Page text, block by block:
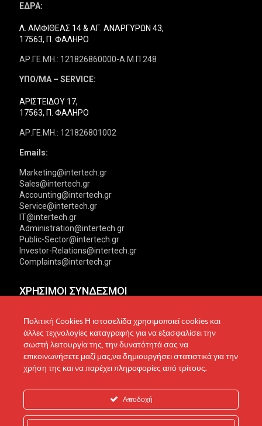
ΕΔΡΑ:
Λ. ΑΜΦΙΘΕΑΣ 14 & ΑΓ. ΑΝΑΡΓΥΡΩΝ 43,
17563, Π. ΦΑΛΗΡΟ
ΑΡ.ΓΕ.ΜΗ.: 121826860000-Α.Μ.Π 248
ΥΠΟ/ΜΑ – SERVICE:
ΑΡΙΣΤΕΙΔΟΥ 17,
17563, Π. ΦΑΛΗΡΟ
ΑΡ.ΓΕ.ΜΗ.: 121826801002
Emails:
Marketing@intertech.gr
Sales@intertech.gr
Accounting@intertech.gr
Service@intertech.gr
IT@intertech.gr
Administration@intertech.gr
Public-Sector@intertech.gr
Investor-Relations@intertech.gr
Complaints@intertech.gr
ΧΡΗΣΙΜΟΙ ΣΥΝΔΕΣΜΟΙ
Δίκτυο συνεργατών
Τεχνική υποστήριξη
Πολιτική Απορρήτου
Πολιτική Cookies
Πολιτική Προστασίας
Δεδομένων
Επικοινωνία
Πολιτική Cookies Η ιστοσελίδα χρησιμοποιεί cookies και
άλλες τεχνολογίες καταγραφής για να εξασφαλίσει την
σωστή λειτουργία της, την δυνατότητά σας να
επικοινωνήσετε μαζί μας,να δημιουργήσει στατιστικά για την
χρήση της και να παρέχει πληροφορίες από τρίτους.
Αποδοχή